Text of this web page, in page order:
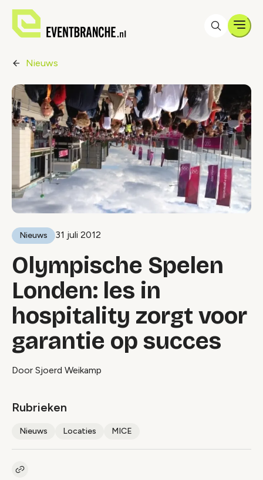
Nieuws
Nieuws 31 juli 2012
Olympische Spelen
Londen: les in
hospitality zorgt voor
garantie op succes
Door Sjoerd Weikamp
Rubrieken
Nieuws Locaties MICE
Kopieer link naar artikel